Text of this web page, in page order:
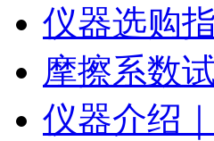
仪器选购
摩擦系数
仪器介绍